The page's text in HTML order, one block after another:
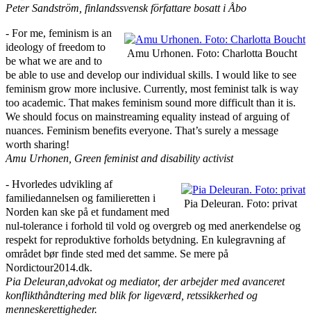
Peter Sandström, finlandssvensk författare bosatt i Åbo
Amu Urhonen. Foto: Charlotta Boucht
‑ For me, feminism is an
ideology of freedom to
be what we are and to
be able to use and develop our individual skills. I would like to see
feminism grow more inclusive. Currently, most feminist talk is way
too academic. That makes feminism sound more difficult than it is.
We should focus on mainstreaming equality instead of arguing of
nuances. Feminism benefits everyone. That’s surely a message
worth sharing!
Amu Urhonen, Green feminist and disability activist
Pia Deleuran. Foto: privat
‑ Hvorledes udvikling af
familiedannelsen og familieretten i
Norden kan ske på et fundament med
nul-tolerance i forhold til vold og overgreb og med anerkendelse og
respekt for reproduktive forholds betydning. En kulegravning af
området bør finde sted med det samme. Se mere på
Nordictour2014.dk.
Pia Deleuran,advokat og mediator, der arbejder med avanceret
konflikthåndtering med blik for ligeværd, retssikkerhed og
menneskerettigheder.